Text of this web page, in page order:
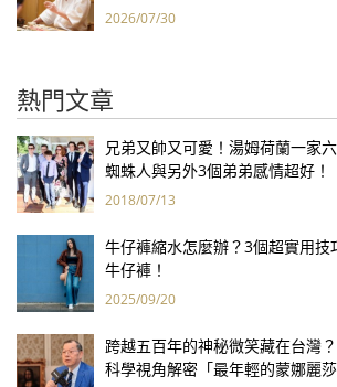
2026/07/30
熱門文章
兄弟又帥又可愛！湯姆荷蘭一家
蜘蛛人與另外3個弟弟感情超好！
2018/07/13
牛仔褲縮水怎麼辦？3個超實用技
牛仔褲！
2025/09/20
跨越五百年的神秘微笑藏在台灣
科學視角解密「最年輕的蒙娜麗莎